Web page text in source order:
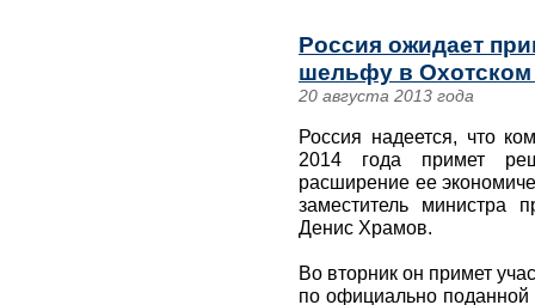
Россия ожидает
шельфу в Охотском
20 августа 2013 года
Россия надеется, что
2014 года примет
расширение ее
заместитель министра
Денис Храмов.
Во вторник он примет
по официально поданной